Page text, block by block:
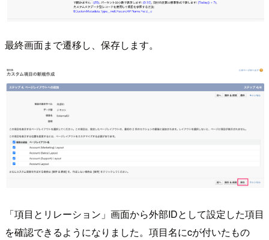
最終画面まで遷移し、保存します。
「項目とリレーション」画面から外部IDとして設定した項目
を確認できるようになりました。項目名にcが付いたもの